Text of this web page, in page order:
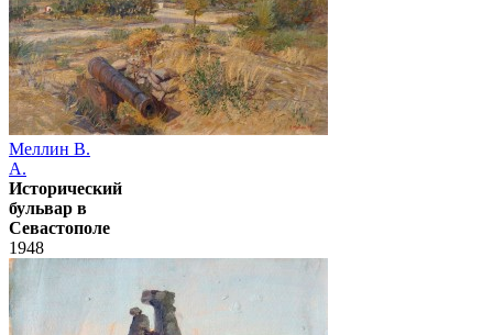
Меллин В.
А.
Исторический
бульвар в
Севастополе
1948